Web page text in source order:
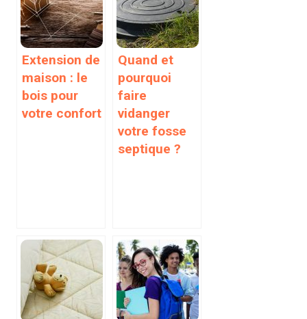
Extension de
maison : le
bois pour
votre confort
Quand et
pourquoi
faire
vidanger
votre fosse
septique ?